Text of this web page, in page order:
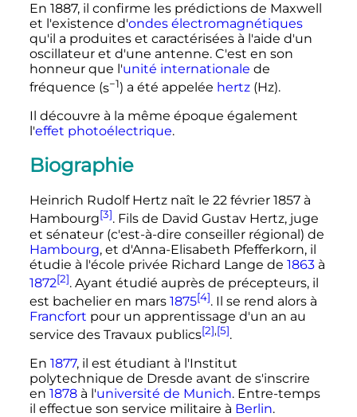
En 1887, il confirme les prédictions de Maxwell
et l'existence d'ondes électromagnétiques
qu'il a produites et caractérisées à l'aide d'un
oscillateur et d'une antenne. C'est en son
honneur que l'unité internationale de
fréquence (s−1) a été appelée hertz(Hz).
Il découvre à la même époque également
l'effet photoélectrique.
Biographie
Heinrich Rudolf Hertz naît le 22 février 1857à
Hambourg[3]. Fils de David Gustav Hertz, juge
et sénateur (c'est-à-dire conseiller régional) de
Hambourg, et d'Anna-Elisabeth Pfefferkorn, il
étudie à l'école privée Richard Lange de 1863à
1872[2]. Ayant étudié auprès de précepteurs, il
est bachelier en mars 1875[4]. Il se rend alors à
Francfort pour un apprentissage d'un an au
service des Travaux publics[2],[5].
En 1877, il est étudiant à l'Institut
polytechnique de Dresde avant de s'inscrire
en 1878à l'université de Munich. Entre-temps
il effectue son service militaire à Berlin.